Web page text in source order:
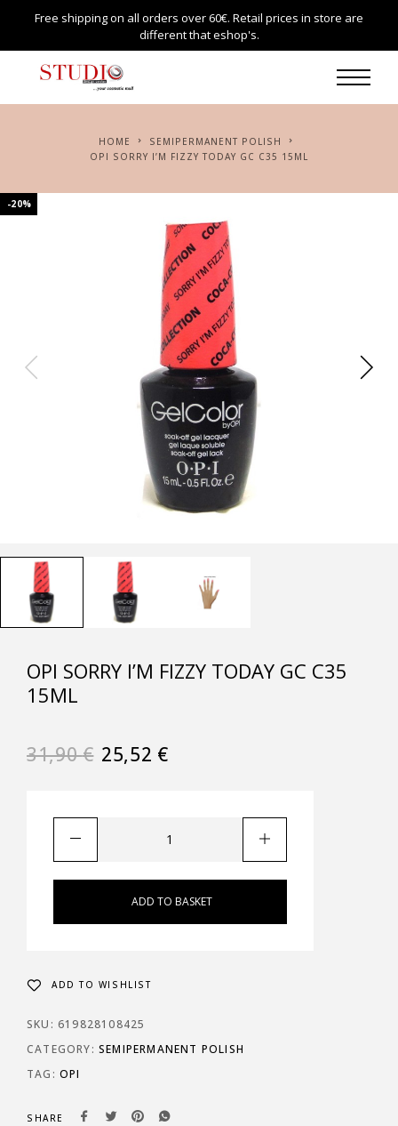
Free shipping on all orders over 60€. Retail prices in store are
different that eshop's.
HOME
SEMIPERMANENT POLISH
OPI SORRY I’M FIZZY TODAY GC C35 15ML
-20%
OPI SORRY I’M FIZZY TODAY GC C35
15ML
31,90€ 25,52 €
ADD TO BASKET
ADD TO WISHLIST
SKU: 619828108425
CATEGORY: SEMIPERMANENT POLISH
TAG: OPI
SHARE